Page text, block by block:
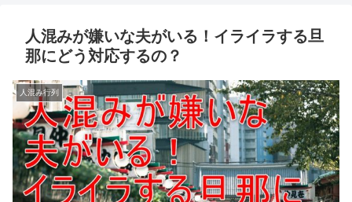
人混みが嫌いな夫がいる！イライラする旦
那にどう対応するの？
人混み行列